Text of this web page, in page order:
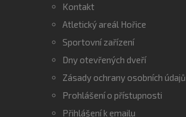
Kontakt
Atletický areál Hořice
Sportovní zařízení
Dny otevřených dveří
Zásady ochrany osobních údajů
Prohlášení o přístupnosti
Přihlášení k emailu